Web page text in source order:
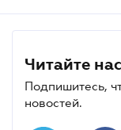
Читайте
Подпишитесь,
новостей.